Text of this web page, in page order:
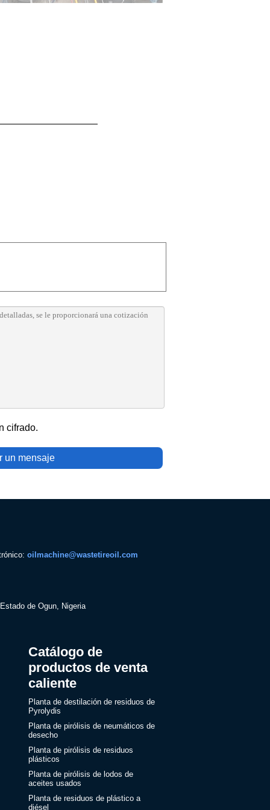
cifrado.
un mensaje
oilmachine@wastetireoil.com
de Ogun, Nigeria
Catálogo de
productos de venta
caliente
Planta de destilación de residuos de
Pyrolydis
Planta de pirólisis de neumáticos de
desecho
Planta de pirólisis de residuos
plásticos
Planta de pirólisis de lodos de
aceites usados
Planta de residuos de plástico a
diésel